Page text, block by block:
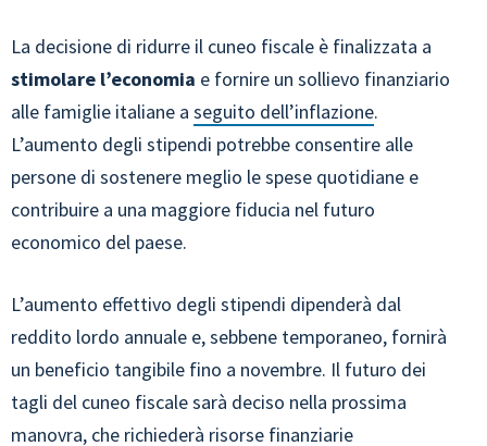
La decisione di ridurre il cuneo fiscale è finalizzata a
stimolare l’economia e fornire un sollievo finanziario
alle famiglie italiane a seguito dell’inflazione.
L’aumento degli stipendi potrebbe consentire alle
persone di sostenere meglio le spese quotidiane e
contribuire a una maggiore fiducia nel futuro
economico del paese.
L’aumento effettivo degli stipendi dipenderà dal
reddito lordo annuale e, sebbene temporaneo, fornirà
un beneficio tangibile fino a novembre. Il futuro dei
tagli del cuneo fiscale sarà deciso nella prossima
manovra, che richiederà risorse finanziarie